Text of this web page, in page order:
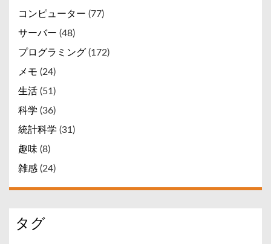
コンピューター (77)
サーバー (48)
プログラミング (172)
メモ (24)
生活 (51)
科学 (36)
統計科学 (31)
趣味 (8)
雑感 (24)
タグ